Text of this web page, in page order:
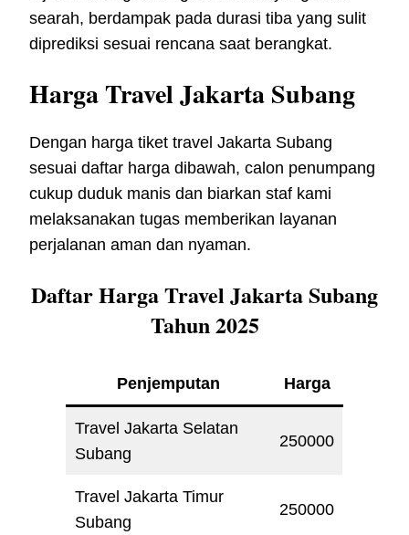
searah, berdampak pada durasi tiba yang sulit
diprediksi sesuai rencana saat berangkat.
Harga Travel Jakarta Subang
Dengan harga tiket travel Jakarta Subang
sesuai daftar harga dibawah, calon penumpang
cukup duduk manis dan biarkan staf kami
melaksanakan tugas memberikan layanan
perjalanan aman dan nyaman.
Daftar Harga Travel Jakarta Subang
Tahun 2025
Penjemputan Harga
Travel Jakarta Selatan
Subang
250000
Travel Jakarta Timur
Subang
250000